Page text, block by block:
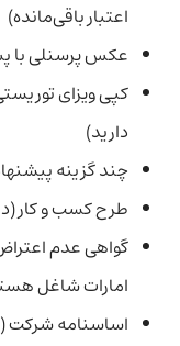
اعتبار باقی‌مانده)
عکس پرسنلی با
کپی ویزای
دارید)
چند گزینه
طرح کسب و کار
امارات شاغل
اساسنامه شرکت (MOA)